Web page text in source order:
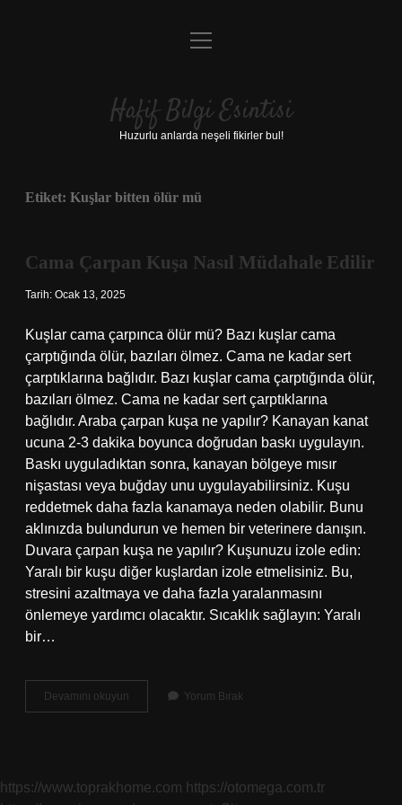
Anasayfa
Yasal Uyarı
menüyü
Hafif Bilgi Esintisi
Huzurlu anlarda neşeli fikirler bul!
Etiket: Kuşlar bitten ölür mü
Cama Çarpan Kuşa Nasıl Müdahale Edilir
Tarih: Ocak 13, 2025
Kuşlar cama çarpınca ölür mü? Bazı kuşlar cama
çarptığında ölür, bazıları ölmez. Cama ne kadar sert
çarptıklarına bağlıdır. Bazı kuşlar cama çarptığında ölür,
bazıları ölmez. Cama ne kadar sert çarptıklarına
bağlıdır. Araba çarpan kuşa ne yapılır? Kanayan kanat
ucuna 2-3 dakika boyunca doğrudan baskı uygulayın.
Baskı uyguladıktan sonra, kanayan bölgeye mısır
nişastası veya buğday unu uygulayabilirsiniz. Kuşu
reddetmek daha fazla kanamaya neden olabilir. Bunu
aklınızda bulundurun ve hemen bir veterinere danışın.
Duvara çarpan kuşa ne yapılır? Kuşunuzu izole edin:
Yaralı bir kuşu diğer kuşlardan izole etmelisiniz. Bu,
stresini azaltmaya ve daha fazla yaralanmasını
önlemeye yardımcı olacaktır. Sıcaklık sağlayın: Yaralı
bir…
Devamını okuyun
Çarpan
Yorum Bırak
https://www.toprakhome.com https://otomega.com.tr